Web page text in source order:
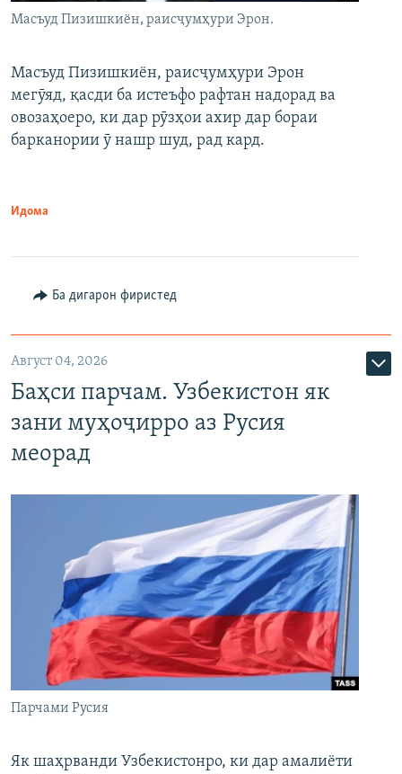
Масъуд Пизишкиён, раисҷумҳури Эрон.
Масъуд Пизишкиён, раисҷумҳури Эрон
мегӯяд, қасди ба истеъфо рафтан надорад ва
овозаҳоеро, ки дар рӯзҳои ахир дар бораи
барканории ӯ нашр шуд, рад кард.
Идома
Ба дигарон фиристед
Август 04, 2026
Баҳси парчам. Узбекистон як
зани муҳоҷирро аз Русия
меорад
Парчами Русия
Як шаҳрванди Узбекистонро, ки дар амалиёти